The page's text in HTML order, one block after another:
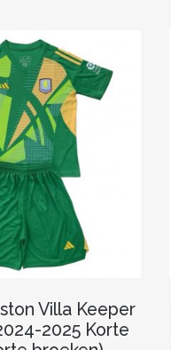
gekozen
worden
op
de
productpagina
Villa Keeper
2025 Korte